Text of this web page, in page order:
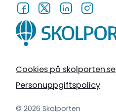
Cookies på skolporten.se
Personuppgiftspolicy
© 2026 Skolporten